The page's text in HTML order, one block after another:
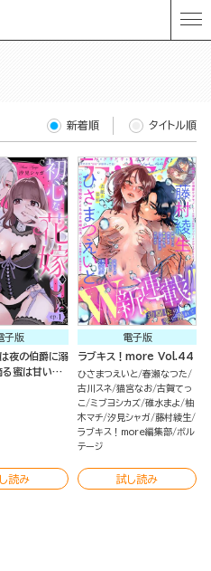
新着順 タイトル順
子版
夜の伯爵に溺
蜜は甘い香
分冊版）
読み
電子版
ラブキス！more Vol.44
ひさまつえいと 春瀬なつた
古川スネ 猫宮なお 古賀てっ
こ ミブヨシカズ 碓水まよ 柚
木マチ 汐見シャガ 藤村綾生
ラブキス！more編集部 ボル
テージ
試し読み